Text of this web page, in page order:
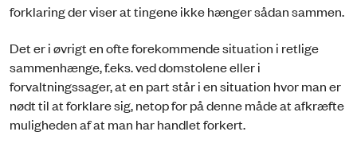
forklaring der viser at tingene ikke hænger sådan sammen.
Det er i øvrigt en ofte forekommende situation i retlige
sammenhænge, f.eks. ved domstolene eller i
forvaltningssager, at en part står i en situation hvor man er
nødt til at forklare sig, netop for på denne måde at afkræfte
muligheden af at man har handlet forkert.